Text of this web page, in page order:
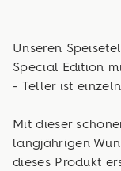
Unseren
Special Edition
- Teller ist
Mit dieser
langjährigen
dieses Produkt